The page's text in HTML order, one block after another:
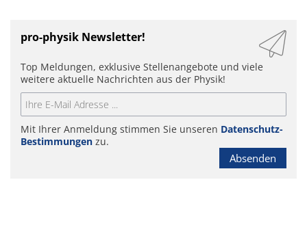
pro-physik Newsletter!
Top Meldungen, exklusive Stellenangebote und viele
weitere aktuelle Nachrichten aus der Physik!
Mit Ihrer Anmeldung stimmen Sie unseren Datenschutz-
Bestimmungen zu.
Absenden